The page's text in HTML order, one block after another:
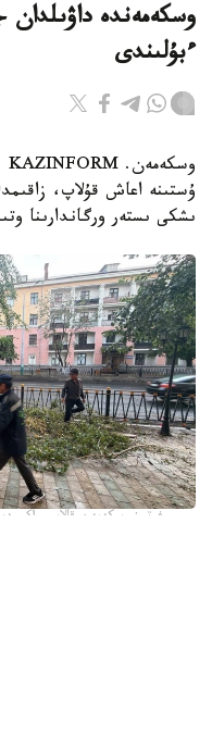
وسكەمەندە
ءبۇلىندى
ۇستىنە اعاش قۇلاپ،
ىشكى ىستەر ورگاندارىنا
فوتو: وسكەمەن قالاسى